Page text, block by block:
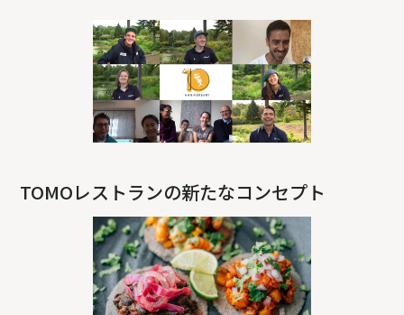
TOMOレストランの新たなコンセプト